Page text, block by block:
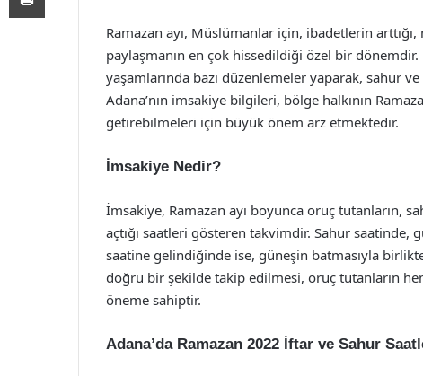
Ramazan ayı, Müslümanlar için, ibadetlerin
paylaşmanın en çok hissedildiği özel bir
yaşamlarında bazı düzenlemeler yaparak, sahur
Adana’nın imsakiye bilgileri, bölge halkının
getirebilmeleri için büyük önem arz etmektedir.
İmsakiye Nedir?
İmsakiye, Ramazan ayı boyunca oruç tutanların,
açtığı saatleri gösteren takvimdir. Sahur
saatine gelindiğinde ise, güneşin batmasıyla
doğru bir şekilde takip edilmesi, oruç tutanların
öneme sahiptir.
Adana’da Ramazan 2022 İftar ve Sahur